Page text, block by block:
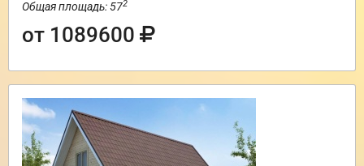
Общая площадь: 572
от 1089600